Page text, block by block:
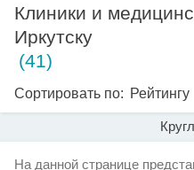
Клиники и
Иркутску
(41)
Сортировать по: Рейтингу
На данной странице